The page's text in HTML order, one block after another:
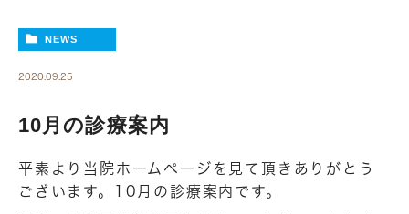
NEWS
2020.09.25
10月の診療案内
平素より当院ホームページを見て頂きありがとう
ございます。10月の診療案内です。